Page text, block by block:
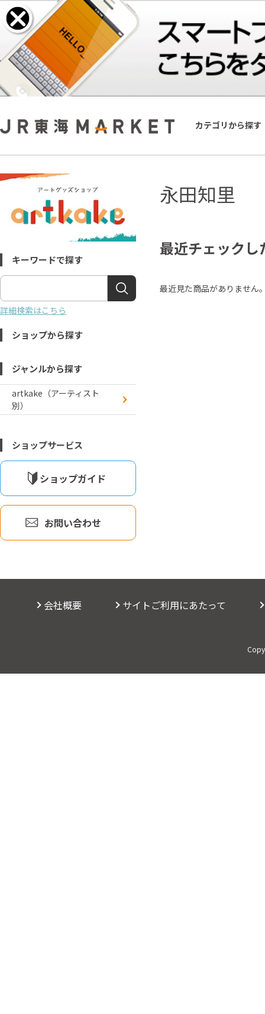
カテゴリから探す
キーワードで探す
詳細検索はこちら
ショップから探す
ジャンルから探す
artkake（アーティスト
別）
ショップサービス
ショップガイド
お問い合わせ
永田知里
最近チェックし
最近見た商品がありません
会社概要 サイトご利用にあたって